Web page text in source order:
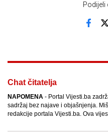
Podijeli
Chat čitatelja
NAPOMENA - Portal Vijesti.ba
sadržaj bez najave i objašnjenja.
redakcije portala Vijesti.ba. Ova